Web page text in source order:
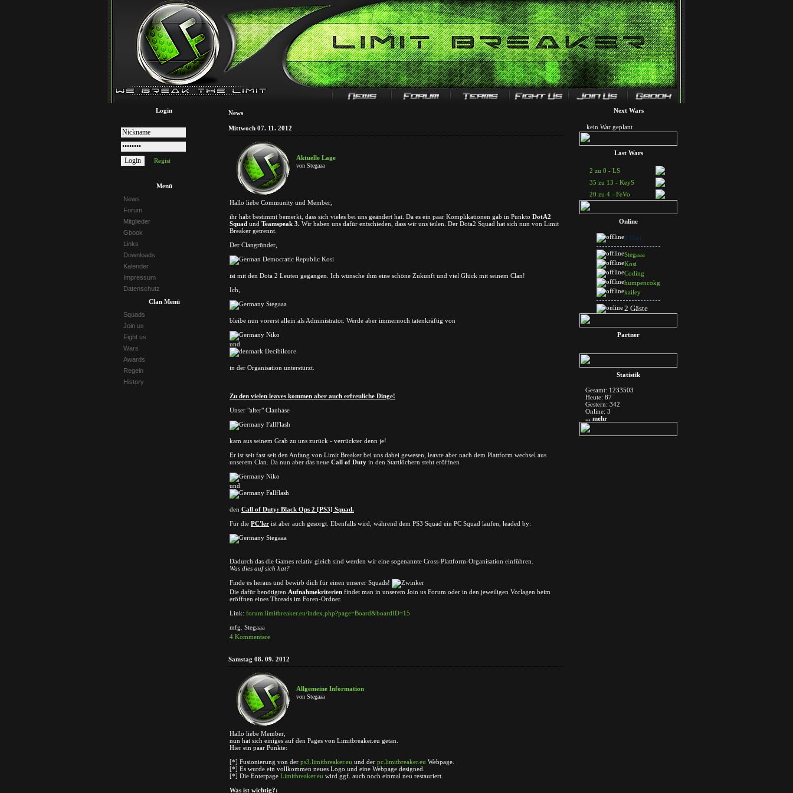
Login
Regist
Menü
News
Forum
Mitglieder
Gbook
Links
Downloads
Kalender
Impressum
Datenschutz
Clan Menü
Squads
Join us
Fight us
Wars
Awards
Regeln
History
News
Mittwoch 07. 11. 2012
Aktuelle Lage
von Stegaaa
Hallo liebe Community und Member,
ihr habt bestimmt bemerkt, dass sich vieles bei uns geändert hat. Da es ein paar Komplikationen gab in Punkto DotA2
Squad und Teamspeak 3. Wir haben uns dafür entschieden, dass wir uns teilen. Der Dota2 Squad hat sich nun von Limit
Breaker getrennt.
Der Clangründer,
Kosi
ist mit den Dota 2 Leuten gegangen. Ich wünsche ihm eine schöne Zukunft und viel Glück mit seinem Clan!
Ich,
Stegaaa
bleibe nun vorerst allein als Administrator. Werde aber immernoch tatenkräftig von
Niko
und
Decibilcore
in der Organisation unterstürzt.
Zu den vielen leaves kommen aber auch erfreuliche Dinge!
Unser "alter" Clanhase
FallFlash
kam aus seinem Grab zu uns zurück - verrückter denn je!
Er ist seit fast seit den Anfang von Limit Breaker bei uns dabei gewesen, leavte aber nach dem Plattform wechsel aus
unserem Clan. Da nun aber das neue Call of Duty in den Startlöchern steht eröffnen
Niko
und
Fallflash
den Call of Duty: Black Ops 2 [PS3] Squad.
Für die PC'ler ist aber auch gesorgt. Ebenfalls wird, während dem PS3 Squad ein PC Squad laufen, leaded by:
Stegaaa
Dadurch das die Games relativ gleich sind werden wir eine sogenannte Cross-Plattform-Organisation einführen.
Was dies auf sich hat?
Finde es heraus und bewirb dich für einen unserer Squads!
Die dafür benötigten Aufnahmekriterien findet man in unserem Join us Forum oder in den jeweiligen Vorlagen beim
eröffnen eines Threads im Foren-Ordner.
Link: forum.limitbreaker.eu/index.php?page=Board&boardID=15
mfg. Stegaaa
4 Kommentare
Samstag 08. 09. 2012
Allgemeine Information
von Stegaaa
Hallo liebe Member,
nun hat sich einiges auf den Pages von Limitbreaker.eu getan.
Hier ein paar Punkte:
[*] Fusionierung von der ps3.limitbreaker.eu und der pc.limitbreaker.eu Webpage.
[*] Es wurde ein vollkommen neues Logo und eine Webpage designed.
[*] Die Enterpage Limitbreaker.eu wird ggf. auch noch einmal neu restauriert.
Was ist wichtig?:
Next Wars
kein War geplant
Last Wars
2 zu 0 - LS
35 zu 13 - KeyS
20 zu 4 - FeVo
Online
0 User
Stegaaa
Kosi
Coding
humpencokg
kailey
2 Gäste
Partner
Statistik
Gesamt: 1233503
Heute: 87
Gestern: 342
Online: 3
... mehr